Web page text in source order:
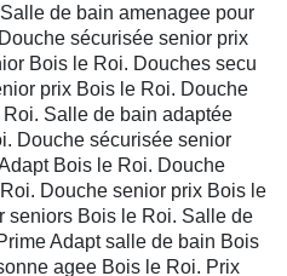
de bain amenagee pour
sécurisée senior prix
Bois le Roi. Douches secu
prix Bois le Roi. Douche
Salle de bain adaptée
Douche sécurisée senior
Bois le Roi. Douche
Douche senior prix Bois le
seniors Bois le Roi. Salle de
Adapt salle de bain Bois
agee Bois le Roi. Prix